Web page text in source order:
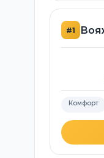
#1
Комфорт